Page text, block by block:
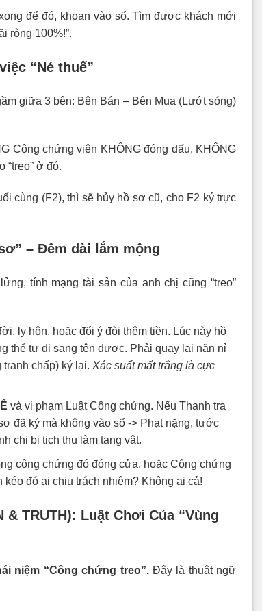
để đó, khoan vào sổ. Tìm được khách mới
ròng 100%!”.
“Né thuế”
giữa 3 bên: Bên Bán – Bên Mua (Lướt sóng)
Công chứng viên KHÔNG đóng dấu, KHÔNG
“treo” ở đó.
cùng (F2), thì sẽ hủy hồ sơ cũ, cho F2 ký trực
– Đêm dài lắm mộng
tính mạng tài sản của anh chị cũng “treo”
ly hôn, hoặc đổi ý đòi thêm tiền. Lúc này hồ
thể tự đi sang tên được. Phải quay lại năn nỉ
chấp) ký lại. Xác suất mất trắng là cực
và vi phạm Luật Công chứng. Nếu Thanh tra
đã ký mà không vào sổ -> Phạt nặng, tước
chị bị tịch thu làm tang vật.
công chứng đó đóng cửa, hoặc Công chứng
đó ai chịu trách nhiệm? Không ai cả!
& TRUTH): Luật Chơi Của “Vùng
niệm “Công chứng treo”.Đây là thuật ngữ